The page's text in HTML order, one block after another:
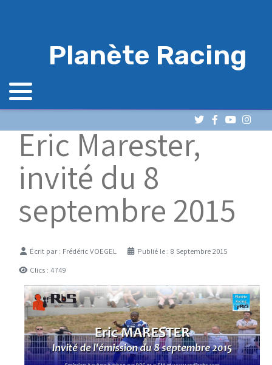
Planète Racing
Eric Marester,
invité du 8
septembre 2015
DétailsÉcrit par : Frédéric VOEGEL
Publié le : 8 Septembre 2015
Clics : 4749